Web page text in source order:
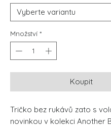
Množství *
Koupit
Tričko bez rukávů zato s
novinkou v kolekci Another